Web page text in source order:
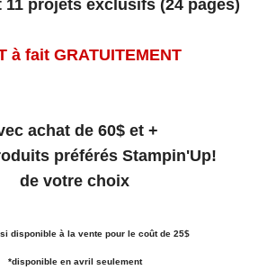
projets exclusifs (24 pages)
à fait GRATUITEMENT
achat de 60$ et +
préférés Stampin'Up!
de votre choix
disponible à la vente pour le coût de 25$
*disponible en avril seulement